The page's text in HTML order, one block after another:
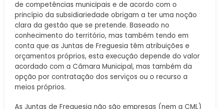
de competências municipais e de acordo com o
princípio da subsidiariedade obrigam a ter uma noção
clara da gestão que se pretende. Baseado no
conhecimento do território, mas também tendo em
conta que as Juntas de Freguesia têm atribuições e
orçamentos próprios, esta execução depende do valor
acordado com a Câmara Municipal, mas também da
opção por contratação dos serviços ou o recurso a
meios próprios.
As Juntas de Freguesia não são empresas (nem a CML)